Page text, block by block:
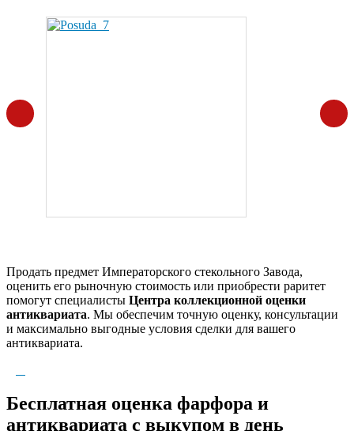
Продать предмет Императорского стекольного Завода,
оценить его рыночную стоимость или приобрести раритет
помогут специалисты Центра коллекционной оценки
антиквариата. Мы обеспечим точную оценку, консультации
и максимально выгодные условия сделки для вашего
антиквариата.
Бесплатная оценка фарфора и
антиквариата с выкупом в день